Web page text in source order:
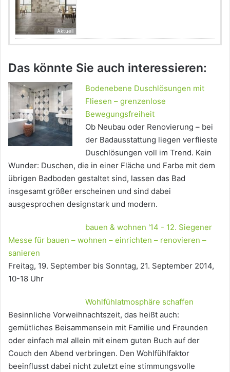
Aktuell
Das könnte Sie auch interessieren:
Bodenebene Duschlösungen mit
Fliesen – grenzenlose
Bewegungsfreiheit
Ob Neubau oder Renovierung – bei
der Badausstattung liegen verflieste
Duschlösungen voll im Trend. Kein
Wunder: Duschen, die in einer Fläche und Farbe mit dem
übrigen Badboden gestaltet sind, lassen das Bad
insgesamt größer erscheinen und sind dabei
ausgesprochen designstark und modern.
bauen & wohnen '14 - 12. Siegener
Messe für bauen – wohnen – einrichten – renovieren –
sanieren
Freitag, 19. September bis Sonntag, 21. September 2014,
10-18 Uhr
Wohlfühlatmosphäre schaffen
Besinnliche Vorweihnachtszeit, das heißt auch:
gemütliches Beisammensein mit Familie und Freunden
oder einfach mal allein mit einem guten Buch auf der
Couch den Abend verbringen. Den Wohlfühlfaktor
beeinflusst dabei nicht zuletzt eine stimmungsvolle